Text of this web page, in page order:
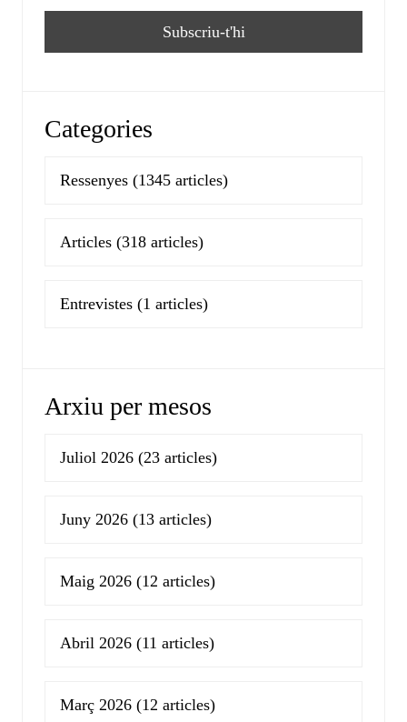
Categories
Ressenyes (1345 articles)
Articles (318 articles)
Entrevistes (1 articles)
Arxiu per mesos
Juliol 2026 (23 articles)
Juny 2026 (13 articles)
Maig 2026 (12 articles)
Abril 2026 (11 articles)
Març 2026 (12 articles)